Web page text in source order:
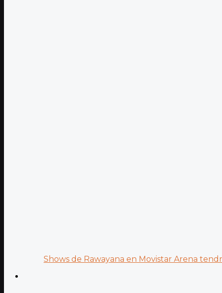
Shows de Rawayana en Movistar Arena